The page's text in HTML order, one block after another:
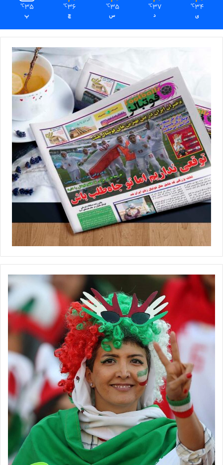
34
℃
ی
37
℃
د
35
℃
س
36
℃
چ
35
℃
پ